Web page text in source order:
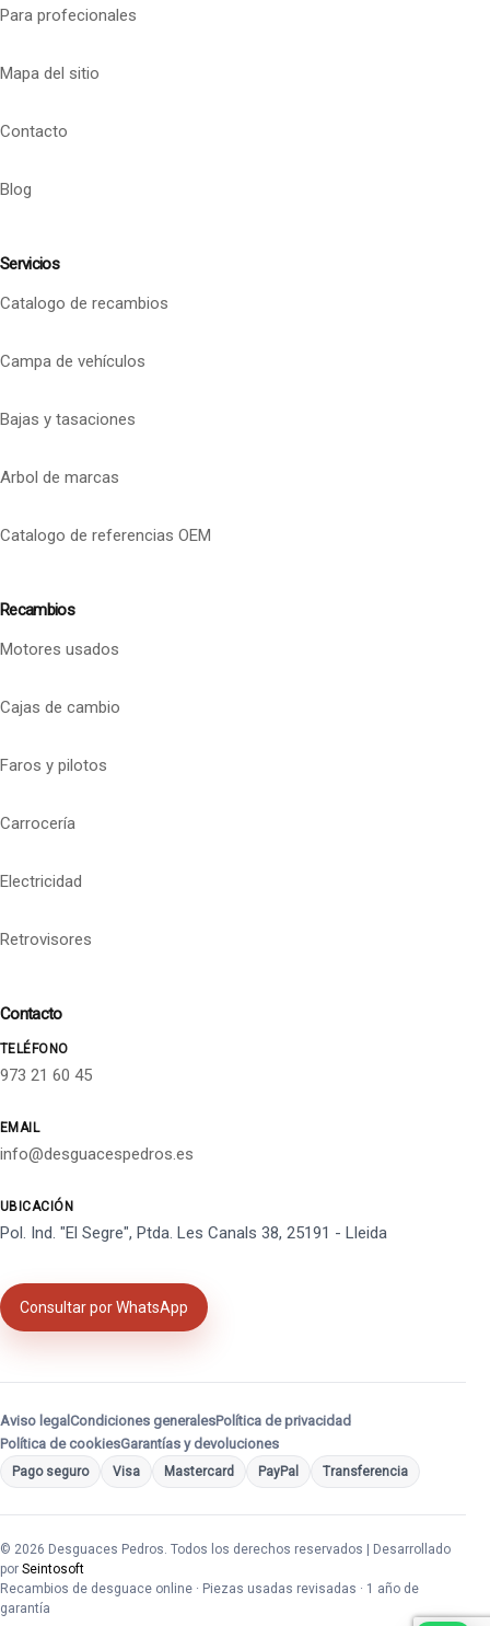
Para profecionales
Mapa del sitio
Contacto
Blog
Servicios
Catalogo de recambios
Campa de vehículos
Bajas y tasaciones
Arbol de marcas
Catalogo de referencias OEM
Recambios
Motores usados
Cajas de cambio
Faros y pilotos
Carrocería
Electricidad
Retrovisores
Contacto
TELÉFONO
973 21 60 45
EMAIL
info@desguacespedros.es
UBICACIÓN
Pol. Ind. "El Segre", Ptda. Les Canals 38, 25191 - Lleida
Consultar por WhatsApp
Aviso legal Condiciones generalesPolítica de privacidad
Política de cookiesGarantías y devoluciones
Pago seguro Visa Mastercard PayPal Transferencia
© 2026 Desguaces Pedros. Todos los derechos reservados | Desarrollado
por Seintosoft
Recambios de desguace online · Piezas usadas revisadas · 1 año de
garantía